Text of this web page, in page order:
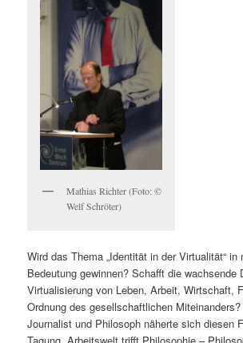
Mathias Richter (Foto: ©
Welf Schröter)
Wird das Thema „Identität in der Virtualität“ in
Bedeutung gewinnen? Schafft die wachsende
Virtualisierung von Leben, Arbeit, Wirtschaft,
Ordnung des gesellschaftlichen
Journalist und Philosoph näherte sich diesen